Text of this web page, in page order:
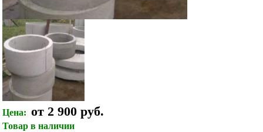
Цена: от 2 900 руб.
Товар в наличии